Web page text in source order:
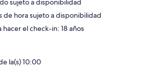
sujeto a disponibilidad
de hora sujeto a disponibilidad
hacer el check-in: 18 años
la(s) 10:00